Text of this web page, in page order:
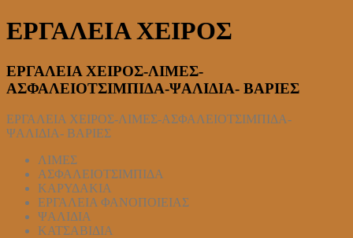
ΕΡΓΑΛΕΙΑ ΧΕΙΡΟΣ
ΕΡΓΑΛΕΙΑ ΧΕΙΡΟΣ-ΛΙΜΕΣ-
ΑΣΦΑΛΕΙΟΤΣΙΜΠΙΔΑ-ΨΑΛΙΔΙΑ- ΒΑΡΙΕΣ
ΕΡΓΑΛΕΙΑ ΧΕΙΡΟΣ-ΛΙΜΕΣ-ΑΣΦΑΛΕΙΟΤΣΙΜΠΙΔΑ-
ΨΑΛΙΔΙΑ- ΒΑΡΙΕΣ
ΛΙΜΕΣ
ΑΣΦΑΛΕΙΟΤΣΙΜΠΙΔΑ
ΚΑΡΥΔΑΚΙΑ
ΕΡΓΑΛΕΙΑ ΦΑΝΟΠΟΙΕΙΑΣ
ΨΑΛΙΔΙΑ
ΚΑΤΣΑΒΙΔΙΑ